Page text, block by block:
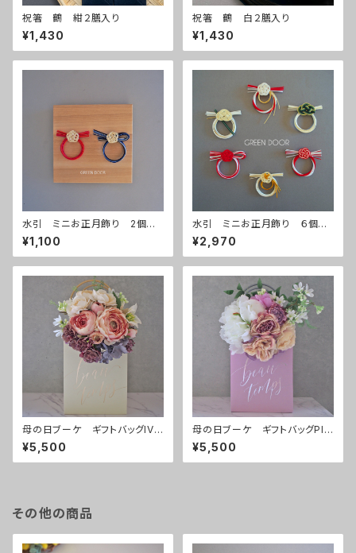
祝箸 鶴 紺２膳入り
¥1,430
祝箸 鶴 白２膳入り
¥1,430
水引 ミニお正月飾り 2個入
り
¥1,100
水引 ミニお正月飾り ６個入
り
¥2,970
母の日ブーケ ギフトバッグIVO
RY
¥5,500
母の日ブーケ ギフトバッグPIN
K
¥5,500
その他の商品